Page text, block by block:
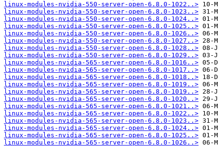
linux-modules-nvidia-550-server-open-6.8.0-1022..>
linux-modules-nvidia-550-server-open-6.8.0-1023..>
linux-modules-nvidia-550-server-open-6.8.0-1024..>
linux-modules-nvidia-550-server-open-6.8.0-1025..>
linux-modules-nvidia-550-server-open-6.8.0-1026..>
linux-modules-nvidia-550-server-open-6.8.0-1027..>
linux-modules-nvidia-550-server-open-6.8.0-1028..>
linux-modules-nvidia-550-server-open-6.8.0-1029..>
linux-modules-nvidia-565-server-open-6.8.0-1016..>
linux-modules-nvidia-565-server-open-6.8.0-1017..>
linux-modules-nvidia-565-server-open-6.8.0-1018..>
linux-modules-nvidia-565-server-open-6.8.0-1019..>
linux-modules-nvidia-565-server-open-6.8.0-1019..>
linux-modules-nvidia-565-server-open-6.8.0-1020..>
linux-modules-nvidia-565-server-open-6.8.0-1021..>
linux-modules-nvidia-565-server-open-6.8.0-1022..>
linux-modules-nvidia-565-server-open-6.8.0-1023..>
linux-modules-nvidia-565-server-open-6.8.0-1024..>
linux-modules-nvidia-565-server-open-6.8.0-1025..>
linux-modules-nvidia-565-server-open-6.8.0-1026..>